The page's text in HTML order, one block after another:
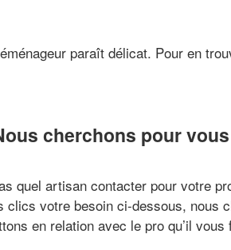
paraît délicat. Pour en
cherchons pour
quel artisan contacter pour votre
clics votre besoin ci-dessous, nous
en relation avec le pro qu’il vous